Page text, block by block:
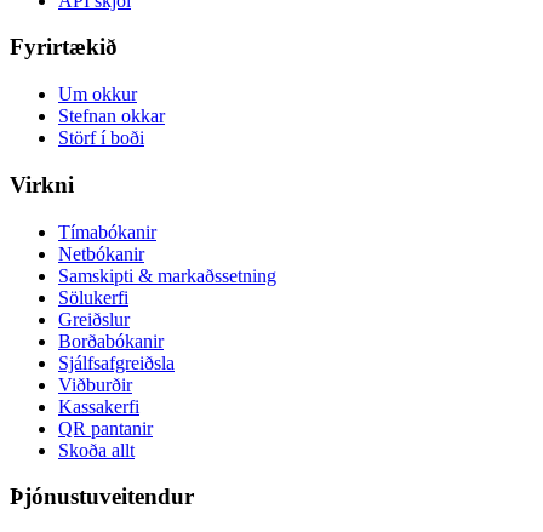
Fyrirtækið
Um okkur
Stefnan okkar
Störf í boði
Virkni
Tímabókanir
Netbókanir
Samskipti & markaðssetning
Sölukerfi
Greiðslur
Borðabókanir
Sjálfsafgreiðsla
Viðburðir
Kassakerfi
QR pantanir
Skoða allt
Þjónustuveitendur